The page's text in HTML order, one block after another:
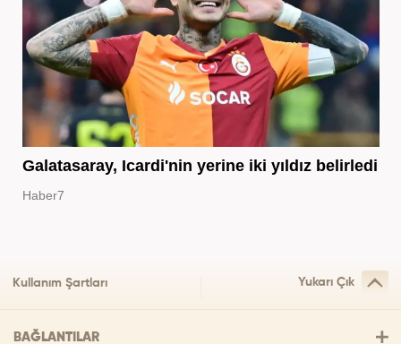
Galatasaray, Icardi'nin yerine iki yıldız belirledi
Haber7
Kullanım Şartları Yukarı Çık
BAĞLANTILAR